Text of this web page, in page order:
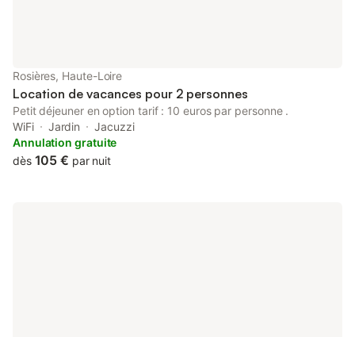
Rosières, Haute-Loire
Location de vacances pour 2 personnes
Petit déjeuner en option tarif : 10 euros par personne .
WiFi
Jardin
Jacuzzi
Annulation gratuite
dès 105 € par nuit